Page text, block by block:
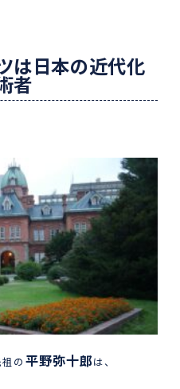
は日本の近代化
者
の 平野弥十郎は、